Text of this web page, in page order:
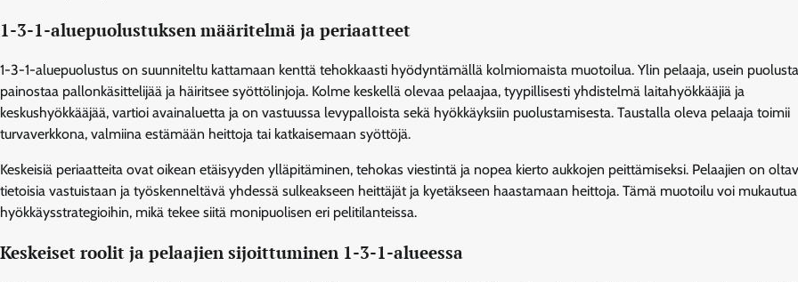
1-3-1-aluepuolustuksen määritelmä ja periaatteet
1-3-1-aluepuolustus on suunniteltu kattamaan kenttä tehokkaasti hyödyntämällä kolmiomaista muotoilua. Ylin pelaaja, usein
painostaa pallonkäsittelijää ja häiritsee syöttölinjoja. Kolme keskellä olevaa pelaajaa, tyypillisesti yhdistelmä laitahyökkääjiä ja
keskushyökkääjää, vartioi avainaluetta ja on vastuussa levypalloista sekä hyökkäyksiin puolustamisesta. Taustalla oleva pelaaja toimii
turvaverkkona, valmiina estämään heittoja tai katkaisemaan syöttöjä.
Keskeisiä periaatteita ovat oikean etäisyyden ylläpitäminen, tehokas viestintä ja nopea kierto aukkojen peittämiseksi. Pelaajien on
tietoisia vastuistaan ja työskenneltävä yhdessä sulkeakseen heittäjät ja kyetäkseen haastamaan heittoja. Tämä muotoilu voi
hyökkäysstrategioihin, mikä tekee siitä monipuolisen eri pelitilanteissa.
Keskeiset roolit ja pelaajien sijoittuminen 1-3-1-alueessa